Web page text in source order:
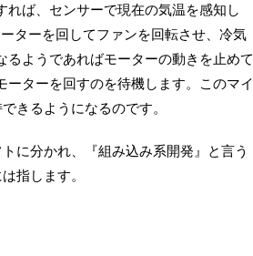
ば、センサーで現在の気温を感知し
ーを回してファンを回転させ、冷気
ようであればモーターの動きを止めて
ターを回すのを待機します。このマイ
きるようになるのです。
に分かれ、『組み込み系開発』と言う
指します。